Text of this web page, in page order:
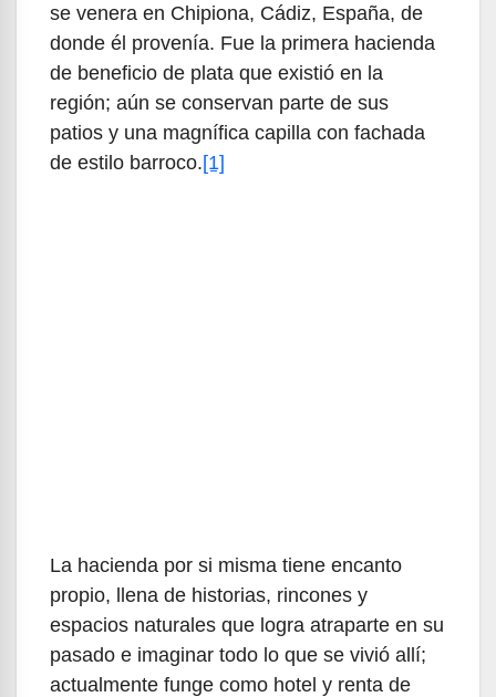
se venera en Chipiona, Cádiz, España, de
donde él provenía. Fue la primera hacienda
de beneficio de plata que existió en la
región; aún se conservan parte de sus
patios y una magnífica capilla con fachada
de estilo barroco.[1]
La hacienda por si misma tiene encanto
propio, llena de historias, rincones y
espacios naturales que logra atraparte en su
pasado e imaginar todo lo que se vivió allí;
actualmente funge como hotel y renta de